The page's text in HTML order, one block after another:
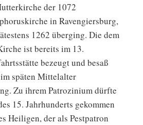
der 1072
in Ravengiersburg,
1262 überging. Die dem
ist bereits im 13.
bezeugt und besaß
späten Mittelalter
Zu ihrem Patrozinium dürfte
15. Jahrhunderts gekommen
Heiligen, der als Pestpatron